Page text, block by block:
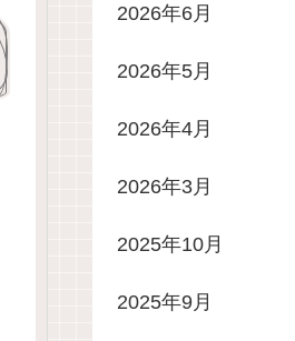
2026年6月
2026年5月
2026年4月
2026年3月
2025年10月
2025年9月